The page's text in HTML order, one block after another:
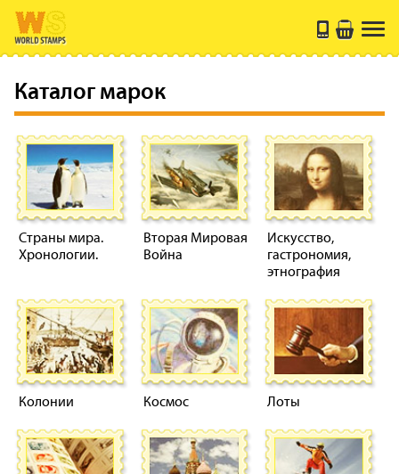
Каталог марок
Страны мира.
Хронологии.
Вторая Мировая
Война
Искусство,
гастрономия,
этнография
Колонии Космос Лоты